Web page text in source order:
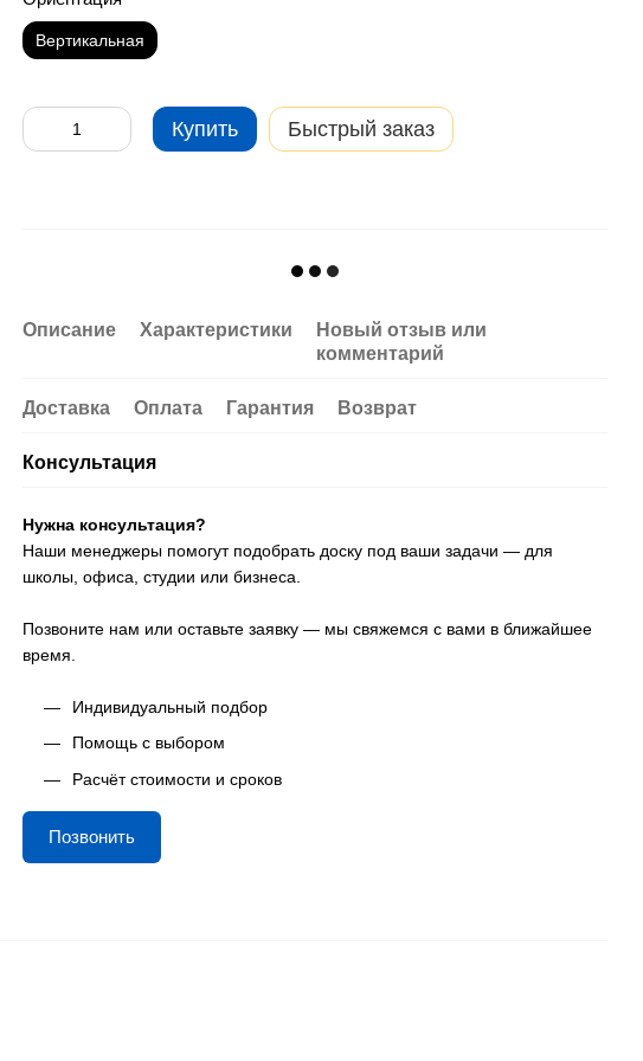
Вертикальная
Купить Быстрый заказ
Описание Характеристики
Новый отзыв или
комментарий
Доставка Оплата Гарантия Возврат
Консультация
Нужна консультация?
Наши менеджеры помогут подобрать доску под ваши задачи — для
школы, офиса, студии или бизнеса.
Позвоните нам или оставьте заявку — мы свяжемся с вами в ближайшее
время.
Индивидуальный подбор
Помощь с выбором
Расчёт стоимости и сроков
Позвонить